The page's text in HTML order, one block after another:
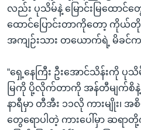
လည်း ပုသိမ်နဲ့ မြောင်းမြထေ
ထောင်ပြောင်းတာကိုတော့ ကိုယ်
အကျဉ်းသား တယောက်ရဲ့ မိခင်က
“ရှေ့နေကြီး ဦးအောင်သိန်းကို ပုသိမ်
မြကို ပို့လိုက်တာကို အန်တီမျက်စိ
နာရီမှာ တီအီး ၁၁လို ကားမျိုး၊ အစိ
တွေရောပါတဲ့ ကားပေါ်မှာ ဆရ